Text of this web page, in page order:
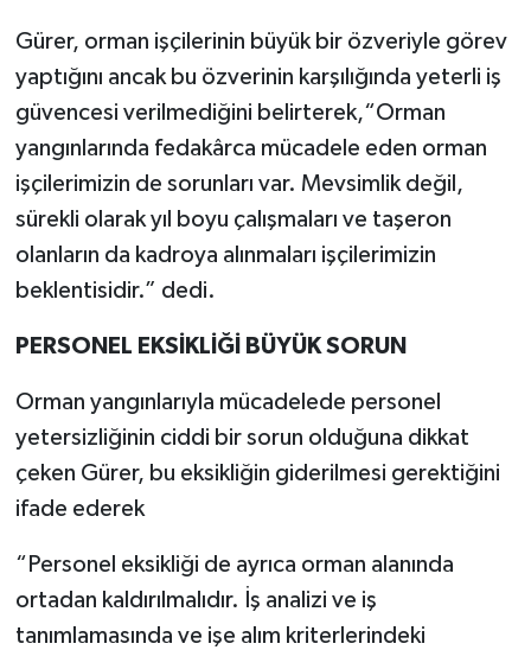
Gürer, orman işçilerinin büyük bir özveriyle görev
yaptığını ancak bu özverinin karşılığında yeterli iş
güvencesi verilmediğini belirterek,“Orman
yangınlarında fedakârca mücadele eden orman
işçilerimizin de sorunları var. Mevsimlik değil,
sürekli olarak yıl boyu çalışmaları ve taşeron
olanların da kadroya alınmaları işçilerimizin
beklentisidir.” dedi.
PERSONEL EKSİKLİĞİ BÜYÜK SORUN
Orman yangınlarıyla mücadelede personel
yetersizliğinin ciddi bir sorun olduğuna dikkat
çeken Gürer, bu eksikliğin giderilmesi gerektiğini
ifade ederek
“Personel eksikliği de ayrıca orman alanında
ortadan kaldırılmalıdır. İş analizi ve iş
tanımlamasında ve işe alım kriterlerindeki